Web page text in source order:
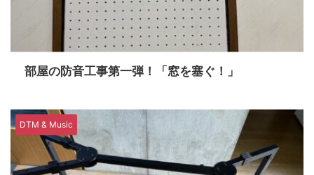
部屋の防音工事第一弾！「窓を塞ぐ！」
DTM & Music